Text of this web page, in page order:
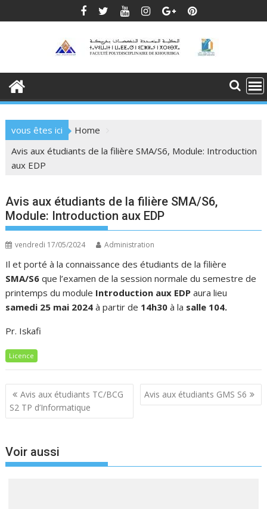
to
vous êtes ici
Home
Avis aux étudiants de la filière SMA/S6, Module: Introduction
aux EDP
Avis aux étudiants de la filière SMA/S6,
Module: Introduction aux EDP
vendredi 17/05/2024 Administration
Il et porté à la connaissance des étudiants de la filière
SMA/S6 que l’examen de la session normale du semestre de
printemps du module Introduction aux EDP aura lieu
samedi 25 mai 2024 à partir de 14h30 à la salle 104.
Pr. Iskafi
Licence
Navigation
de
l’article
Avis aux étudiants TC/BCG
S2 TP d’Informatique
Avis aux étudiants GMS S6
Voir aussi